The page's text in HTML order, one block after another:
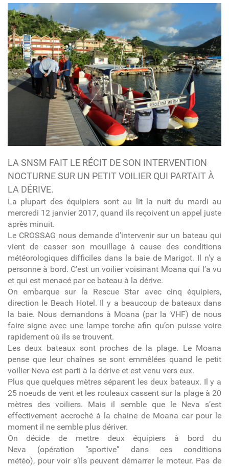
LA SNSM FAIT LE RÉCIT DE SON INTERVENTION
NOCTURNE SUR UN PETIT VOILIER QUI PARTAIT À
LA DÉRIVE.
La plupart des équipiers sont au lit la nuit du mardi au
mercredi 12 janvier 2017, quand ils reçoivent un appel juste
après minuit.
Le CROSSAG nous demande d’intervenir sur un bateau qui
vient de casser son mouillage à cause des conditions
météorologiques difficiles dans la baie de Marigot. Il n’y a
personne à bord. C’est un voilier voisinant Moana qui l’a vu
et qui est menacé par ce bateau à la dérive.
On embarque sur la Rescue Star avec cinq équipiers,
direction le Beach Hotel. Il y a beaucoup de bateaux dans
la baie. Nous demandons à Moana (par la VHF) de nous
faire signe avec une lampe torche afin qu’on puisse voire
rapidement où ils se trouvent.
Les deux bateaux sont proches de la plage. Le Moana
pense que leur chaînes se sont emmêlées quand le petit
voilier Neva est parti à la dérive et est venu vers eux.
Plus que quelques mètres séparent les deux bateaux. Il y a
25 noeuds de vent et les rouleaux cassent sur la plage à 20
mètres des voiliers. Mais il semble que le Neva s’est
effectivement accroché à la chaine de Moana car pour le
moment il ne semble plus dériver.
On décide de mettre deux équipiers à bord du
Neva (opération “sportive” dans ces conditions
météo), pour voir s’ils peuvent démarrer le moteur. Pas de